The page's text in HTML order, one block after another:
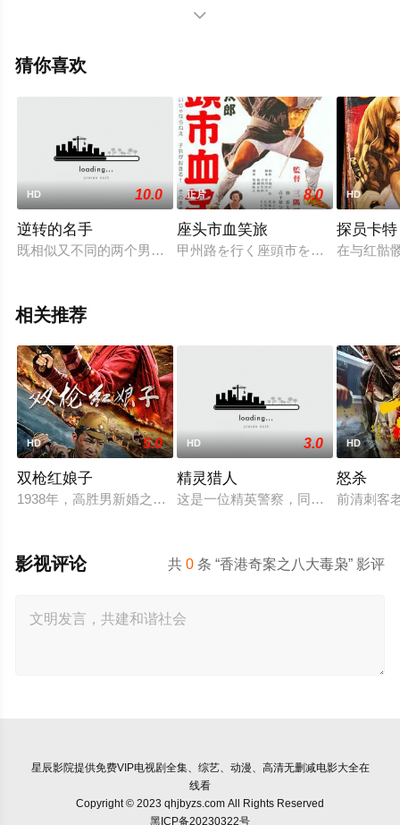
锡贤,冼灏英等演员精彩演绎的香港电影，手机免费观看高
步至豆瓣电影、电视猫或剧情网等平台了解。

猜你喜欢
HD 10.0
逆转的名手
既相似又不同的两个男人……他们的人生原则是分担作用！ 同一
正片 8.0
座头市血笑旅
甲州路を行く座頭市を見えがくれに
HD
探员卡特
在与红骷
相关推荐
HD 5.0
双枪红娘子
1938年，高胜男新婚之日，丈夫被日军残害，父辈亦遭屠戮。
HD 3.0
精灵猎人
这是一位精英警察，同时也是精灵猎
HD
怒杀
前清刺客
共0 条 “香港奇案之八大毒枭” 影评
影视评论
星辰影院提供免费VIP电视剧全集、综艺、动漫、高清无删减电影大全在
线看
Copyright © 2023 qhjbyzs.com All Rights Reserved
黑ICP备20230322号